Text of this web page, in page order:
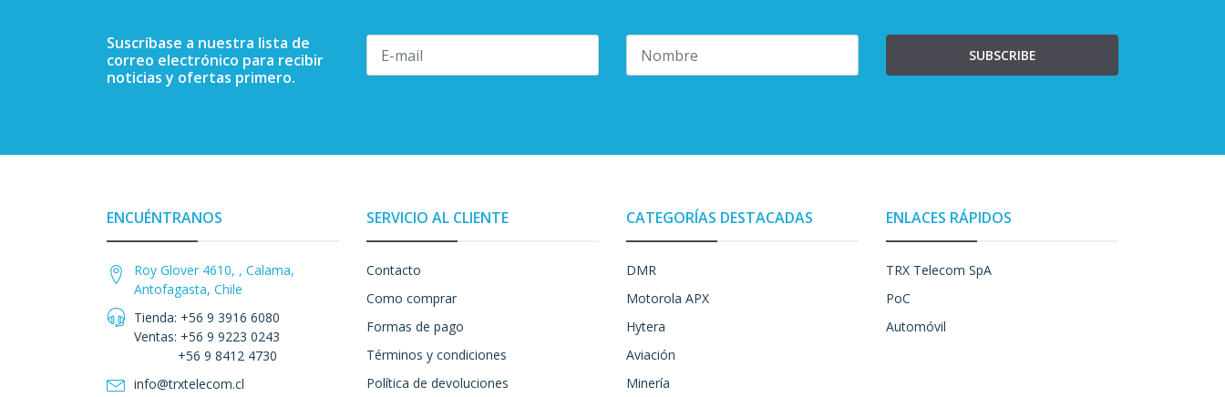
Suscríbase a nuestra lista de
correo electrónico para recibir
noticias y ofertas primero.
SUBSCRIBE
ENCUÉNTRANOS
Roy Glover 4610, , Calama,
Antofagasta, Chile
Tienda: +56 9 3916 6080
Ventas: +56 9 9223 0243
+56 9 8412 4730
info@trxtelecom.cl
SERVICIO AL CLIENTE
Contacto
Como comprar
Formas de pago
Términos y condiciones
Política de devoluciones
CATEGORÍAS DESTACADAS
DMR
Motorola APX
Hytera
Aviación
Minería
ENLACES RÁPIDOS
TRX Telecom SpA
PoC
Automóvil